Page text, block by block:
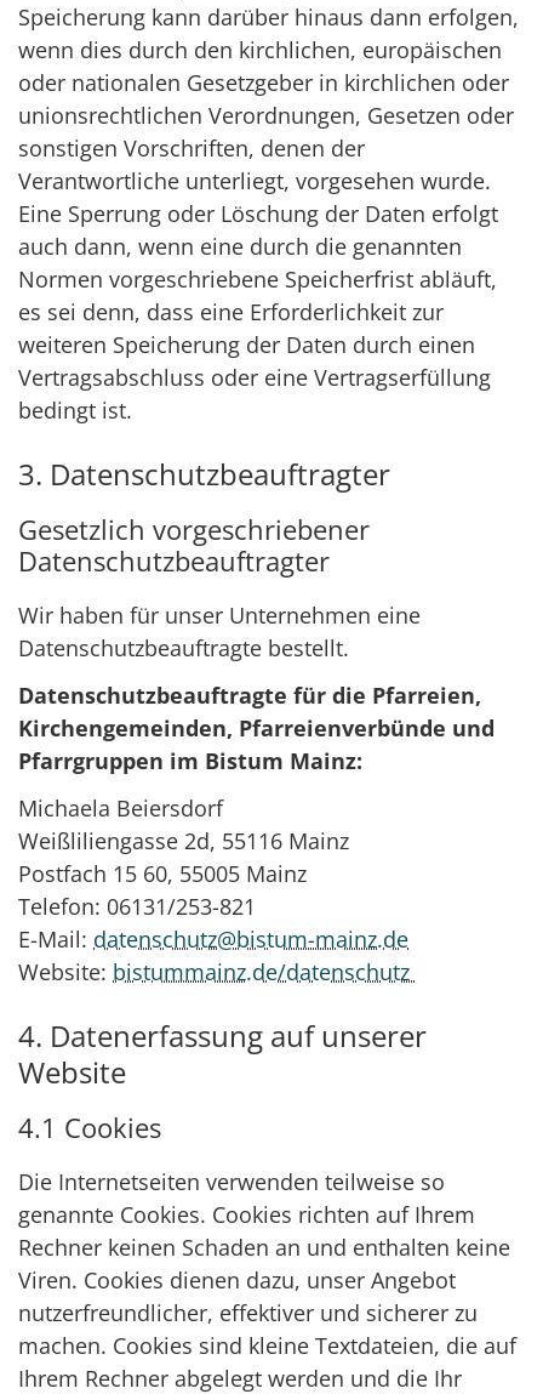
Speicherung kann darüber hinaus dann erfolgen,
wenn dies durch den kirchlichen, europäischen
oder nationalen Gesetzgeber in kirchlichen oder
unionsrechtlichen Verordnungen, Gesetzen oder
sonstigen Vorschriften, denen der
Verantwortliche unterliegt, vorgesehen wurde.
Eine Sperrung oder Löschung der Daten erfolgt
auch dann, wenn eine durch die genannten
Normen vorgeschriebene Speicherfrist abläuft,
es sei denn, dass eine Erforderlichkeit zur
weiteren Speicherung der Daten durch einen
Vertragsabschluss oder eine Vertragserfüllung
bedingt ist.
3. Datenschutzbeauftragter
Gesetzlich vorgeschriebener
Datenschutzbeauftragter
Wir haben für unser Unternehmen eine
Datenschutzbeauftragte bestellt.
Datenschutzbeauftragte für die Pfarreien,
Kirchengemeinden, Pfarreienverbünde und
Pfarrgruppen im Bistum Mainz:
Michaela Beiersdorf
Weißliliengasse 2d, 55116 Mainz
Postfach 15 60, 55005 Mainz
Telefon: 06131/253-821
E-Mail: datenschutz@bistum-mainz.de
Website: bistummainz.de/datenschutz
4. Datenerfassung auf unserer
Website
4.1 Cookies
Die Internetseiten verwenden teilweise so
genannte Cookies. Cookies richten auf Ihrem
Rechner keinen Schaden an und enthalten keine
Viren. Cookies dienen dazu, unser Angebot
nutzerfreundlicher, effektiver und sicherer zu
machen. Cookies sind kleine Textdateien, die auf
Ihrem Rechner abgelegt werden und die Ihr